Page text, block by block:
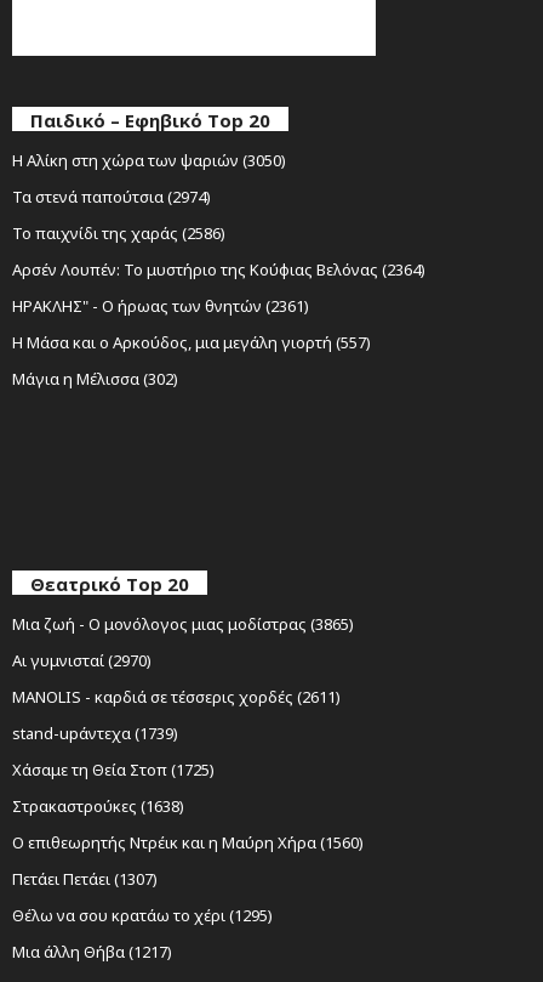
Παιδικό – Εφηβικό Top 20
Η Αλίκη στη χώρα των ψαριών (3050)
Τα στενά παπούτσια (2974)
Το παιχνίδι της χαράς (2586)
Αρσέν Λουπέν: Το μυστήριο της Κούφιας Βελόνας (2364)
ΗΡΑΚΛΗΣ" - Ο ήρωας των θνητών (2361)
Η Μάσα και ο Αρκούδος, μια μεγάλη γιορτή (557)
Μάγια η Μέλισσα (302)
Θεατρικό Top 20
Μια ζωή - Ο μονόλογος μιας μοδίστρας (3865)
Αι γυμνισταί (2970)
MANOLIS - καρδιά σε τέσσερις χορδές (2611)
stand-upάντεχα (1739)
Χάσαμε τη Θεία Στοπ (1725)
Στρακαστρούκες (1638)
Ο επιθεωρητής Ντρέικ και η Μαύρη Χήρα (1560)
Πετάει Πετάει (1307)
Θέλω να σου κρατάω το χέρι (1295)
Μια άλλη Θήβα (1217)